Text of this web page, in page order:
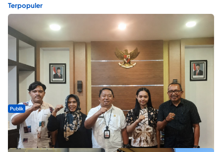
Terpopuler
Publik
Dua Talenta Muda Ternate Wakili Maluku Utara di Gita Bahana
Nusantara 2026